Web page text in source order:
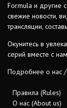
Formula и другие
свежие новости,
трансляции,
Окунитесь в
серий вместе с
Подробнее о нас
Правила (Rules)
О нас (About us)